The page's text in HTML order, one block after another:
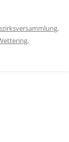
,
,